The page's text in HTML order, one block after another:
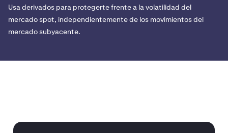
Usa derivados para protegerte frente a la volatilidad del
mercado spot, independientemente de los movimientos del
mercado subyacente.